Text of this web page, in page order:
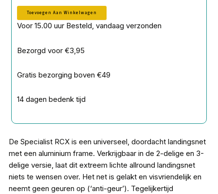
RCX
Landingsnet
aantal
Toevoegen Aan Winkelwagen
Voor 15.00 uur Besteld, vandaag verzonden
Bezorgd voor €3,95
Gratis bezorging boven €49
14 dagen bedenk tijd
De Specialist RCX is een universeel, doordacht landingsnet
met een aluminium frame. Verkrijgbaar in de 2-delige en 3-
delige versie, laat dit extreem lichte allround landingsnet
niets te wensen over. Het net is gelakt en visvriendelijk en
neemt geen geuren op (‘anti-geur’). Tegelijkertijd